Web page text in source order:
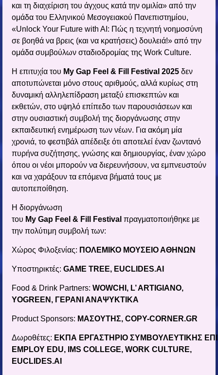
και τη διαχείριση του άγχους κατά την ομιλία» από την
ομάδα του Ελληνικού Μεσογειακού Πανεπιστημίου,
«Unlock Your Future with AI: Πώς η τεχνητή vοημοσύνη
σε βοηθά να βρεις (και να κρατήσεις) δουλειά!» από την
ομάδα συμβούλων σταδιοδρομίας της Work Culture.
Η επιτυχία του My Gap Feel & Fill Festival 2025 δεν
αποτυπώνεται μόνο στους αριθμούς, αλλά κυρίως στη
δυναμική αλληλεπίδραση μεταξύ επισκεπτών και
εκθετών, στο υψηλό επίπεδο των παρουσιάσεων και
στην ουσιαστική συμβολή της διοργάνωσης στην
εκπαιδευτική ενημέρωση των νέων. Για ακόμη μία
χρονιά, το φεστιβάλ απέδειξε ότι αποτελεί έναν ζωντανό
πυρήνα συζήτησης, γνώσης και δημιουργίας, έναν χώρο
όπου οι νέοι μπορούν να διερευνήσουν, να εμπνευστούν
και να χαράξουν τα επόμενα βήματά τους με
αυτοπεποίθηση.
H διοργάνωση
του My Gap Feel & Fill Festival πραγματοποιήθηκε με
την πολύτιμη συμβολή των:
Χώρος Φιλοξενίας: ΠΟΛΕΜΙΚΟ ΜΟΥΣΕΙΟ ΑΘΗΝΩΝ
Υποστηρικτές: GAME TREE, EUCLIDES.AI
Food & Drink Partners: WOWCHI, L’ ARTIGIANO,
YOGREEN, ΓΕΡΑΝΙ ΑΝΑΨΥΚΤΙΚΑ
Product Sponsors: ΜΑΣΟΥΤΗΣ, COPY-CORNER.GR
Δωροθέτες: ΕΚΠΑ E ΡΓΑΣΤΗΡΙΟ ΣΥΜΒΟΥΛΕΥΤΙΚΗΣ
EMPLOY EDU, IMS COLLEGE, WORK CULTURE,
EUCLIDES.AI